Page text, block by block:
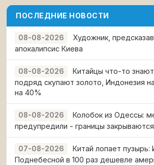
ПОСЛЕДНИЕ НОВОСТИ
08-08-2026
Художник,
апокалипсис Киева
08-08-2026
Китайцы что-то
подряд скупают золото, Индонезия
на 40%
08-08-2026
Колобок из Одессы:
предупредили - границы закрываются
07-08-2026
Китай лопает
Поднебесной в 100 раз дешевле